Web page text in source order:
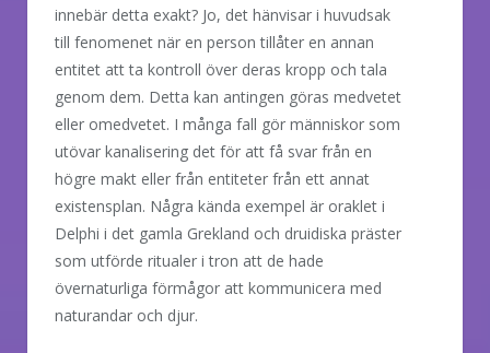
innebär detta exakt? Jo, det hänvisar i huvudsak
till fenomenet när en person tillåter en annan
entitet att ta kontroll över deras kropp och tala
genom dem. Detta kan antingen göras medvetet
eller omedvetet. I många fall gör människor som
utövar kanalisering det för att få svar från en
högre makt eller från entiteter från ett annat
existensplan. Några kända exempel är oraklet i
Delphi i det gamla Grekland och druidiska präster
som utförde ritualer i tron att de hade
övernaturliga förmågor att kommunicera med
naturandar och djur.